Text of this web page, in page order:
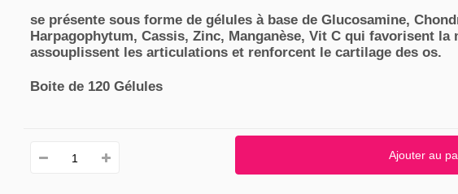
se présente sous forme de gélules à base de Glucosamine,
Harpagophytum, Cassis, Zinc, Manganèse, Vit C qui favorisent la
assouplissent les articulations et renforcent le cartilage des os.
Boite de 120 Gélules
Ajouter au